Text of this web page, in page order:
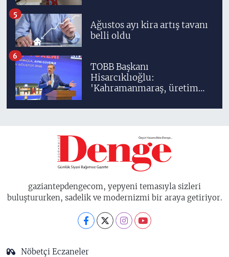
Ağustos ayı kira artış tavanı
belli oldu
5
TOBB Başkanı
Hisarcıklıoğlu:
'Kahramanmaraş, üretim
ekonomisinin lokomotif
6
gaziantepdengecom, yepyeni temasıyla sizleri
buluştururken, sadelik ve modernizmi bir araya getiriyor.
Nöbetçi Eczaneler